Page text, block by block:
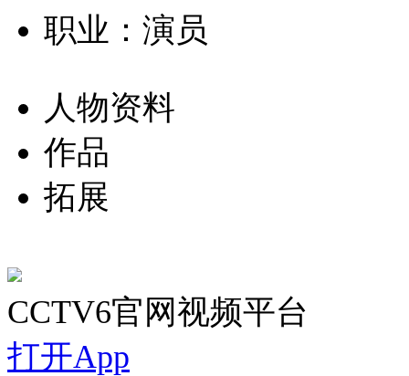
职业：演员
人物资料
作品
拓展
CCTV6官网视频平台
打开App